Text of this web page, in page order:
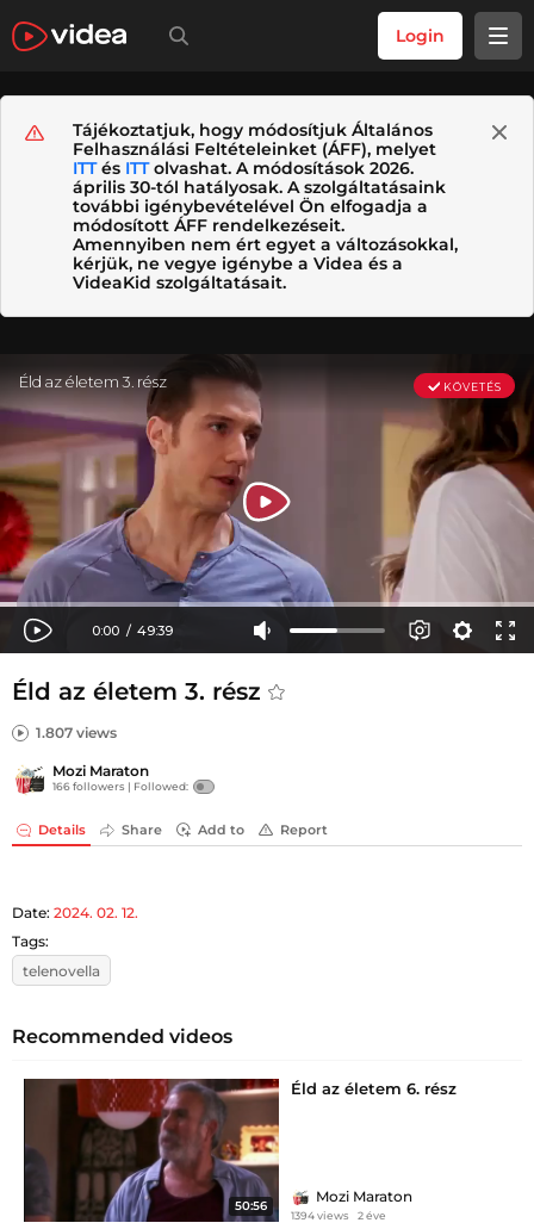
Login
Tájékoztatjuk, hogy módosítjuk Általános
Felhasználási Feltételeinket (ÁFF), melyet
ITTés ITTolvashat. A módosítások 2026.
április 30-tól hatályosak. A szolgáltatásaink
további igénybevételével Ön elfogadja a
módosított ÁFF rendelkezéseit.
Amennyiben nem ért egyet a változásokkal,
kérjük, ne vegye igénybe a Videa és a
VideaKid szolgáltatásait.
Éld az életem 3. rész
1.807 views
Mozi Maraton
166 followers | Followed:
Details Share Add to Report
Date: 2024. 02. 12.
Tags:
telenovella
Recommended videos
50:56
Éld az életem 6. rész
Mozi Maraton
1394 views 2 éve